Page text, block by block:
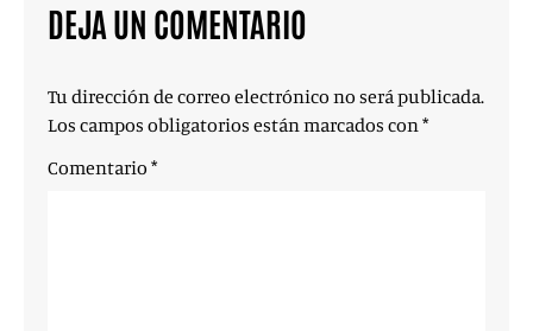
DEJA UN COMENTARIO
Tu dirección de correo electrónico no será publicada.
Los campos obligatorios están marcados con*
Comentario *